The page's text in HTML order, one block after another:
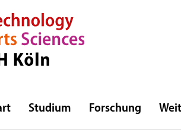
zur Hauptnavigation
zur Subnavigation
zum Inhalt
zum Fußbereich
Studium Forschung